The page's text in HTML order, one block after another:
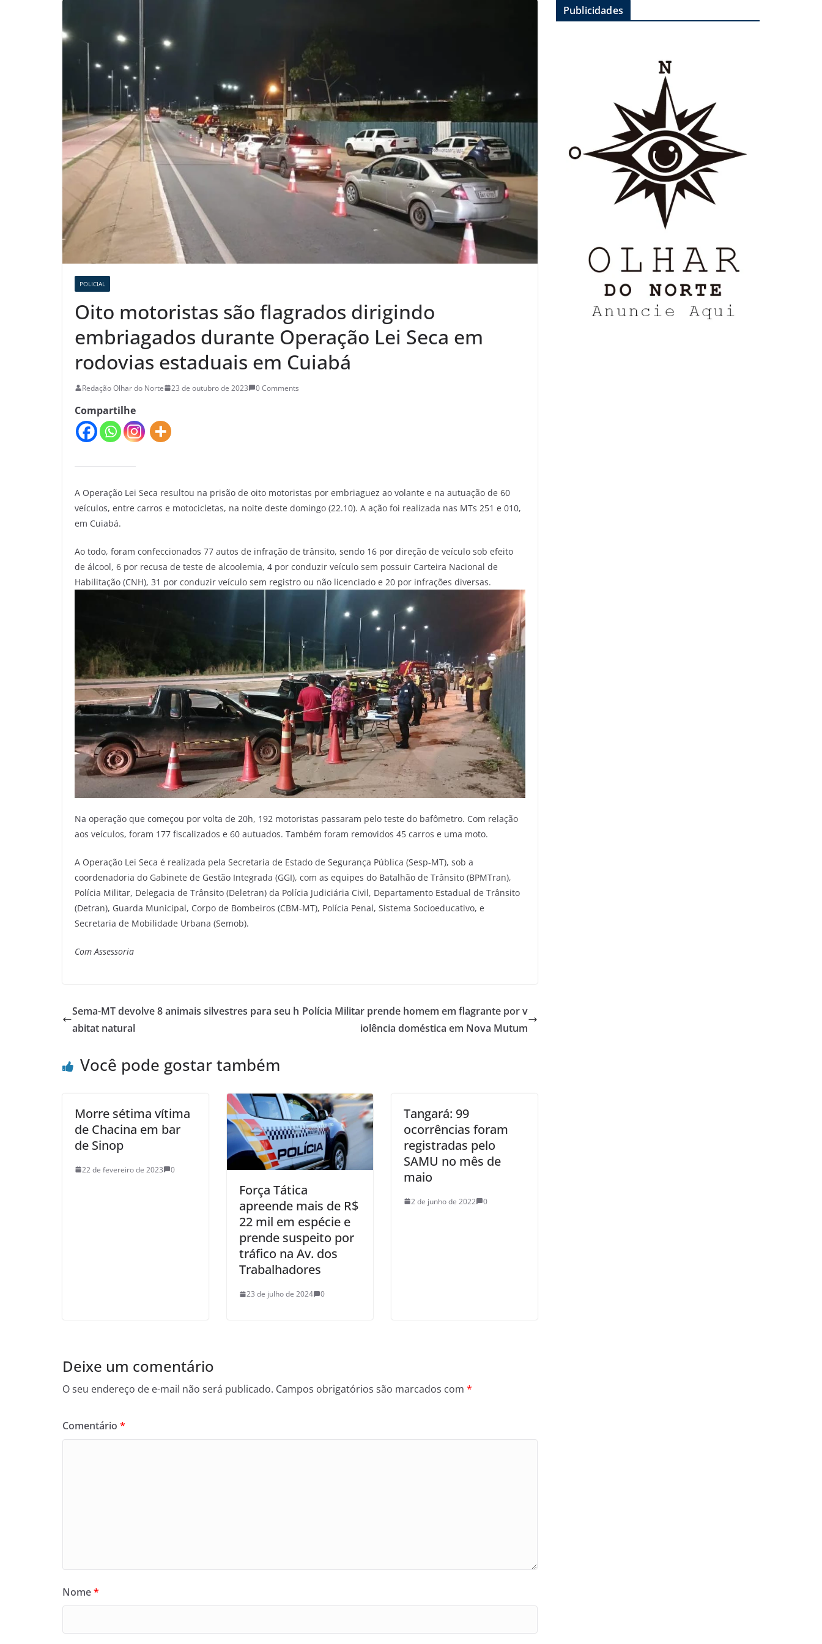
POLICIAL
Oito motoristas são flagrados dirigindo
embriagados durante Operação Lei Seca em
rodovias estaduais em Cuiabá
Redação Olhar do Norte 23 de outubro de 2023 0 Comments
Compartilhe
A Operação Lei Seca resultou na prisão de oito motoristas por embriaguez ao volante e na autuação de 60
veículos, entre carros e motocicletas, na noite deste domingo (22.10). A ação foi realizada nas MTs 251 e 010,
em Cuiabá.
Ao todo, foram confeccionados 77 autos de infração de trânsito, sendo 16 por direção de veículo sob efeito
de álcool, 6 por recusa de teste de alcoolemia, 4 por conduzir veículo sem possuir Carteira Nacional de
Habilitação (CNH), 31 por conduzir veículo sem registro ou não licenciado e 20 por infrações diversas.
Na operação que começou por volta de 20h, 192 motoristas passaram pelo teste do bafômetro. Com relação
aos veículos, foram 177 fiscalizados e 60 autuados. Também foram removidos 45 carros e uma moto.
A Operação Lei Seca é realizada pela Secretaria de Estado de Segurança Pública (Sesp-MT), sob a
coordenadoria do Gabinete de Gestão Integrada (GGI), com as equipes do Batalhão de Trânsito (BPMTran),
Polícia Militar, Delegacia de Trânsito (Deletran) da Polícia Judiciária Civil, Departamento Estadual de Trânsito
(Detran), Guarda Municipal, Corpo de Bombeiros (CBM-MT), Polícia Penal, Sistema Socioeducativo, e
Secretaria de Mobilidade Urbana (Semob).
Com Assessoria
Sema-MT devolve 8 animais silvestres para seu h
abitat natural
Polícia Militar prende homem em flagrante por v
iolência doméstica em Nova Mutum
Você pode gostar também
Morre sétima vítima
de Chacina em bar
de Sinop
22 de fevereiro de 2023 0
Força Tática
apreende mais de R$
22 mil em espécie e
prende suspeito por
tráfico na Av. dos
Trabalhadores
23 de julho de 2024 0
Tangará: 99
ocorrências foram
registradas pelo
SAMU no mês de
maio
2 de junho de 2022 0
Deixe um comentário
O seu endereço de e-mail não será publicado. Campos obrigatórios são marcados com *
Comentário *
Nome*
Publicidades